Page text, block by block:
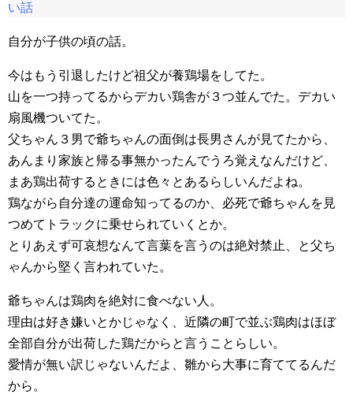
い話
自分が子供の頃の話。
今はもう引退したけど祖父が養鶏場をしてた。
山を一つ持ってるからデカい鶏舎が３つ並んでた。デカい
扇風機ついてた。
父ちゃん３男で爺ちゃんの面倒は長男さんが見てたから、
あんまり家族と帰る事無かったんでうろ覚えなんだけど、
まあ鶏出荷するときには色々とあるらしいんだよね。
鶏ながら自分達の運命知ってるのか、必死で爺ちゃんを見
つめてトラックに乗せられていくとか。
とりあえず可哀想なんて言葉を言うのは絶対禁止、と父ち
ゃんから堅く言われていた。
爺ちゃんは鶏肉を絶対に食べない人。
理由は好き嫌いとかじゃなく、近隣の町で並ぶ鶏肉はほぼ
全部自分が出荷した鶏だからと言うことらしい。
愛情が無い訳じゃないんだよ、雛から大事に育ててるんだ
から。